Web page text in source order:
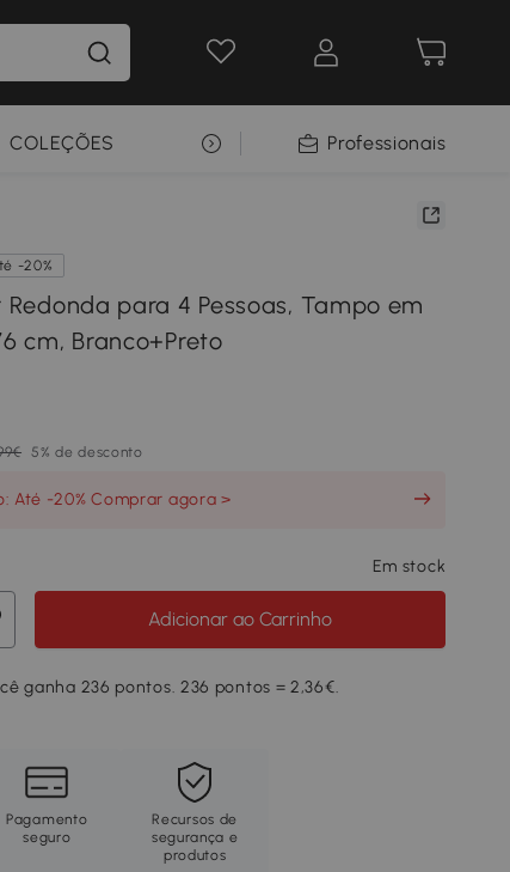
COLEÇÕES SELEÇÃO PREMIUMProfessionais
-20%
para 4 Pessoas, Tampo em
cm, Branco+Preto
5% de desconto
Até -20% Comprar agora >
Em stock
Adicionar ao Carrinho
ganha 236 pontos. 236 pontos = 2,36€.
Pagamento
seguro
Recursos de
segurança e
produtos